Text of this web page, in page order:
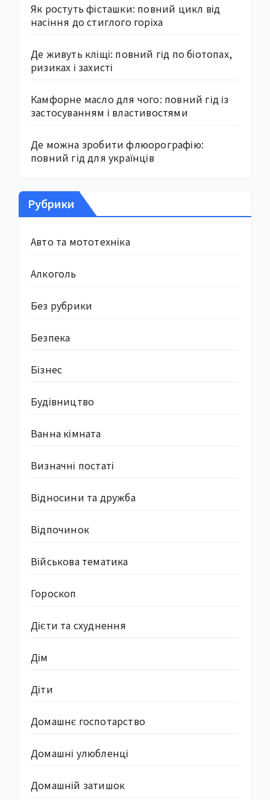
Як ростуть фісташки: повний цикл від
насіння до стиглого горіха
Де живуть кліщі: повний гід по біотопах,
ризиках і захисті
Камфорне масло для чого: повний гід із
застосуванням і властивостями
Де можна зробити флюорографію:
повний гід для українців
Рубрики
Авто та мототехніка
Алкоголь
Без рубрики
Безпека
Бізнес
Будівництво
Ванна кімната
Визначні постаті
Відносини та дружба
Відпочинок
Військова тематика
Гороскоп
Дієти та схуднення
Дім
Діти
Домашнє госпотарство
Домашні улюбленці
Домашній затишок